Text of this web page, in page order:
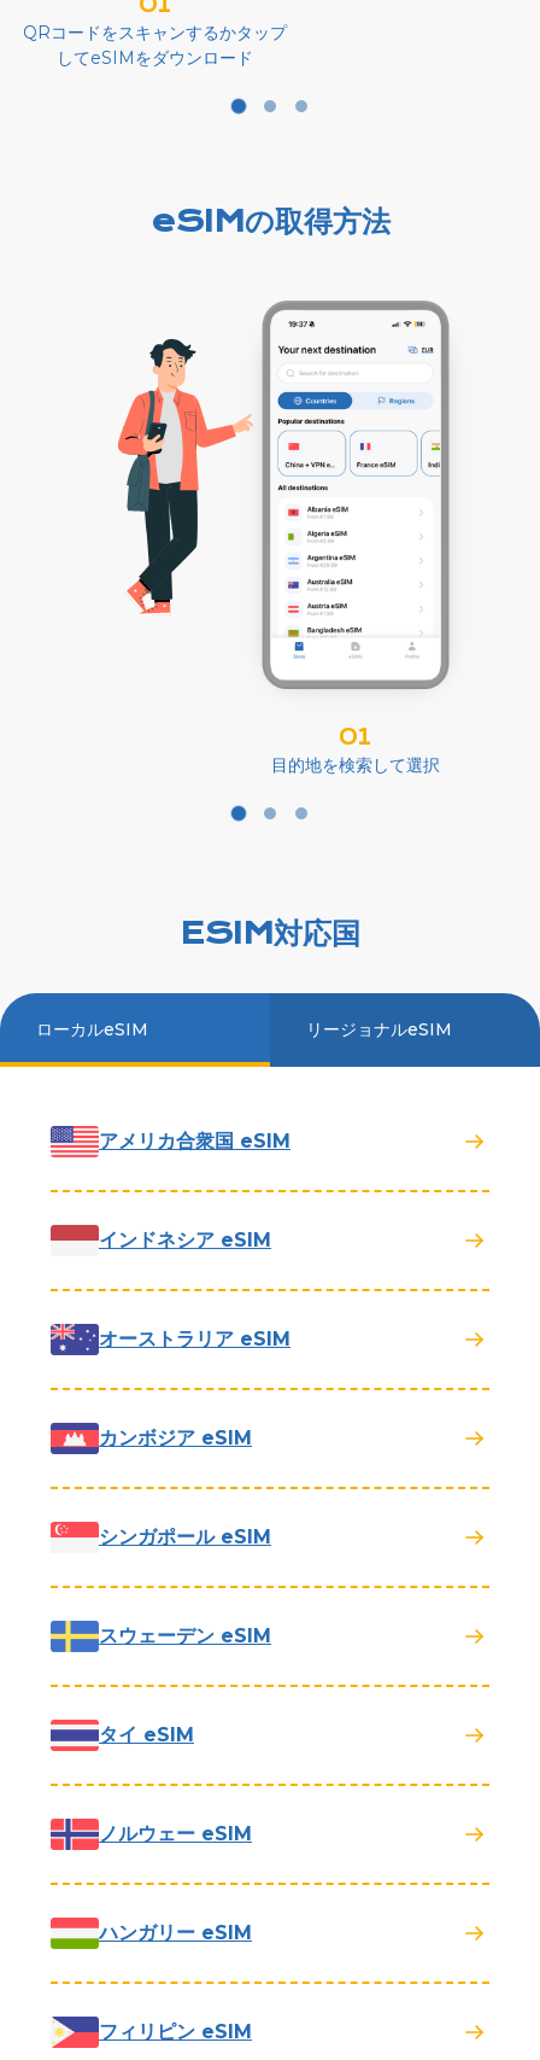
QRコードをスキャンするかタップ
してeSIMをダウンロード
eSIMの取得方法
01
目的地を検索して選択
ESIM対応国
ローカルeSIM リージョナルeSIM
アメリカ合衆国 eSIM
インドネシア eSIM
オーストラリア eSIM
カンボジア eSIM
シンガポール eSIM
スウェーデン eSIM
タイ eSIM
ノルウェー eSIM
ハンガリー eSIM
フィリピン eSIM